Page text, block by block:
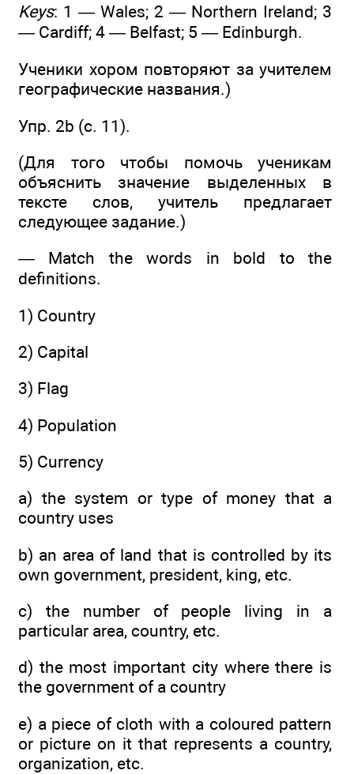
Keys: 1 — Wales; 2 — Northern Ireland; 3
— Cardiff; 4 — Belfast; 5 — Edinburgh.
Ученики хором повторяют за учителем
географические названия.)
Упр. 2b (с. 11).
(Для того чтобы помочь ученикам
объяснить значение выделенных в
тексте слов, учитель предлагает
следующее задание.)
— Match the words in bold to the
definitions.
1) Country
2) Capital
3) Flag
4) Population
5) Currency
a) the system or type of money that a
country uses
b) an area of land that is controlled by its
own government, president, king, etc.
c) the number of people living in a
particular area, country, etc.
d) the most important city where there is
the government of a country
e) a piece of cloth with a coloured pattern
or picture on it that represents a country,
organization, etc.